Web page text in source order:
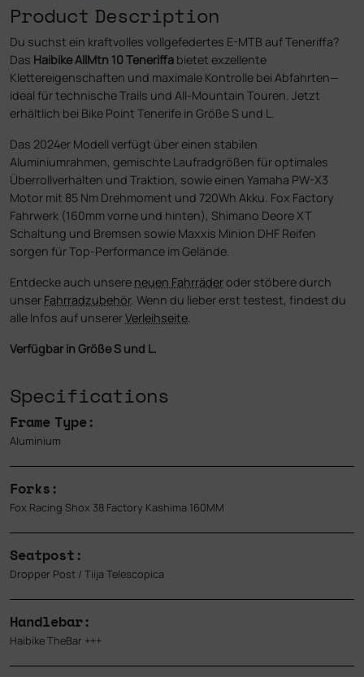
Product Description
Du suchst ein kraftvolles vollgefedertes E-MTB auf Teneriffa?
Das Haibike AllMtn 10 Teneriffa bietet exzellente
Klettereigenschaften und maximale Kontrolle bei Abfahrten—
ideal für technische Trails und All-Mountain Touren. Jetzt
erhältlich bei Bike Point Tenerife in Größe S und L.
Das 2024er Modell verfügt über einen stabilen
Aluminiumrahmen, gemischte Laufradgrößen für optimales
Überrollverhalten und Traktion, sowie einen Yamaha PW-X3
Motor mit 85 Nm Drehmoment und 720Wh Akku. Fox Factory
Fahrwerk (160mm vorne und hinten), Shimano Deore XT
Schaltung und Bremsen sowie Maxxis Minion DHF Reifen
sorgen für Top-Performance im Gelände.
Entdecke auch unsere neuen Fahrräderoder stöbere durch
unser Fahrradzubehör. Wenn du lieber erst testest, findest du
alle Infos auf unsererVerleihseite.
Verfügbar in Größe S und L.
Specifications
Frame Type:
Aluminium
Forks:
Fox Racing Shox 38 Factory Kashima 160MM
Seatpost:
Dropper Post / Tiija Telescopica
Handlebar:
Haibike TheBar +++